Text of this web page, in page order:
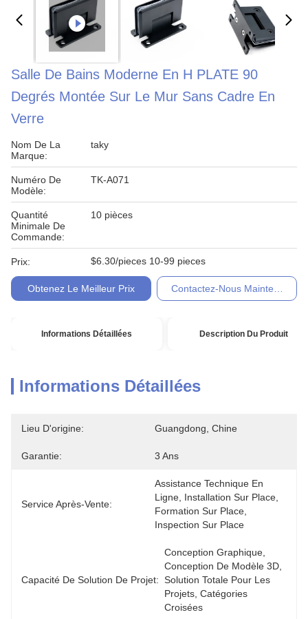
Salle De Bains Moderne En H PLATE 90
Degrés Montée Sur Le Mur Sans Cadre En
Verre
Nom De La
Marque:
taky
Numéro De
Modèle:
TK-A071
Quantité
Minimale De
Commande:
10 pièces
Prix: $6.30/pieces 10-99 pieces
Obtenez Le Meilleur Prix Contactez-Nous Maintenant
Informations Détaillées Description Du Produit
Informations Détaillées
Lieu D'origine: Guangdong, Chine
Garantie: 3 Ans
Service Après-Vente:
Assistance Technique En
Ligne, Installation Sur Place,
Formation Sur Place,
Inspection Sur Place
Capacité De Solution De Projet:
Conception Graphique,
Conception De Modèle 3D,
Solution Totale Pour Les
Projets, Catégories
Croisées